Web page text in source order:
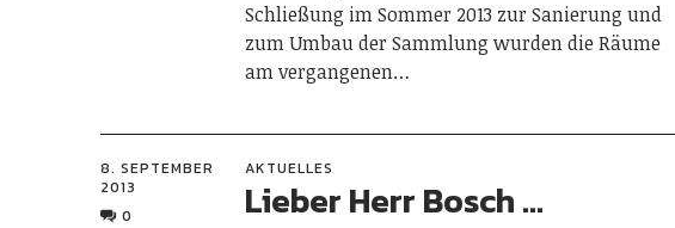
Schließung im Sommer 2013 zur Sanierung und
zum Umbau der Sammlung wurden die Räume
am vergangenen…
8. SEPTEMBER
2013
0
AKTUELLES
Lieber Herr Bosch …